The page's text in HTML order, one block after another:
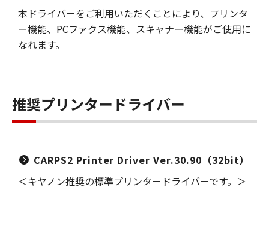
本ドライバーをご利用いただくことにより、プリンタ
ー機能、PCファクス機能、スキャナー機能がご使用に
なれます。
推奨プリンタードライバー
CARPS2 Printer Driver Ver.30.90（32bit）
＜キヤノン推奨の標準プリンタードライバーです。＞